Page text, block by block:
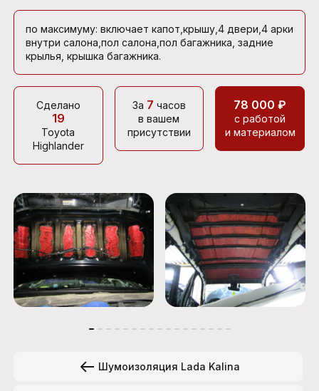
по максимуму: включает капот,крышу,4 двери,4 арки
внутри салона,пол салона,пол багажника, задние
крылья, крышка багажника.
Сделано
19
Toyota
Highlander
За 7 часов
в вашем
присутствии
78 000 ₽
с работой
и материалом
Шумоизоляция Lada Kalina